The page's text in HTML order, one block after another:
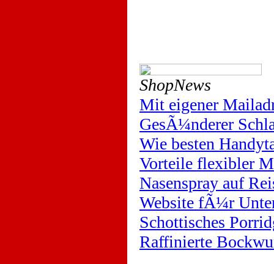
ShopNews
Mit eigener
GesÃ¼nderer
Wie besten
Vorteile flexibler
Nasenspray auf
Website fÃ¼r
Schottisches
Raffinierte